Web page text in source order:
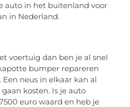
auto in het buitenland voor
in Nederland.
voertuig dan ben je al snel
bumper repareren
Een neus in elkaar kan al
kosten. Is je auto
euro waard en heb je